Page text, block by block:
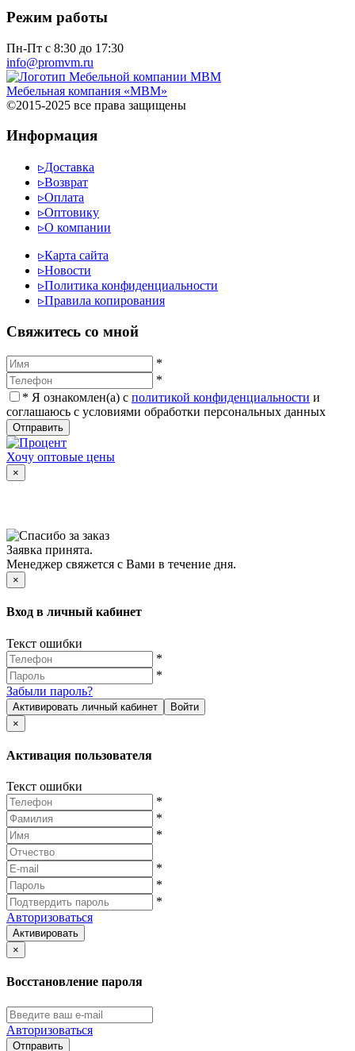
Режим работы
Пн-Пт с 8:30 до 17:30
info@promvm.ru
Мебельная компания «МВМ»
©2015-2025 все права защищены
Информация
▹Доставка
▹Возврат
▹Оплата
▹Оптовику
▹О компании
▹Карта сайта
▹Новости
▹Политика конфиденциальности
▹Правила копирования
Cвяжитесь со мной
*
*
* Я ознакомлен(а) с политикой конфиденциальности и
соглашаюсь с условиями обработки персональных данных
Отправить
Хочу оптовые цены
×
Заявка принята.
Менеджер свяжется с Вами в течение дня.
×
Вход в личный кабинет
Текст ошибки
*
*
Забыли пароль?
Активировать личный кабинет
Войти
×
Активация пользователя
Текст ошибки
*
*
*
*
*
*
Авторизоваться
Активировать
×
Восстановление пароля
Авторизоваться
Отправить